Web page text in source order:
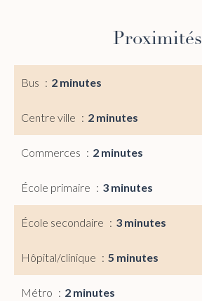
Proximités
Bus 2 minutes
Centre ville 2 minutes
Commerces 2 minutes
École primaire 3 minutes
École secondaire 3 minutes
Hôpital/clinique 5 minutes
Métro 2 minutes